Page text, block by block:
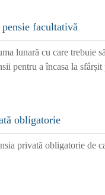
facultativă
lunară cu care trebuie
pentru a încasa la sfârșit
obligatorie
privată obligatorie de